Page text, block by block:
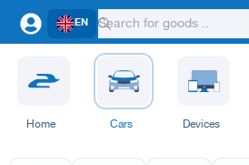
EN
Home Cars Devices